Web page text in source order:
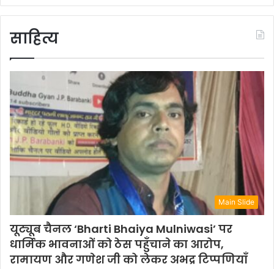
साहित्य
Main Slide
यूट्यूब चैनल ‘Bharti Bhaiya Mulniwasi’ पर
धार्मिक भावनाओं को ठेस पहुँचाने का आरोप,
रामायण और गणेश जी को लेकर अभद्र टिप्पणियाँ